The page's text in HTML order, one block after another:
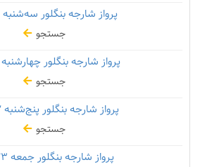
پرواز شارجه بنگلور سه‌شنبه
جستجو
پرواز شارجه بنگلور چهارشنبه
جستجو
پرواز شارجه بنگلور پنج‌شنبه۲۲ مرداد
جستجو
پرواز شارجه بنگلور جمعه